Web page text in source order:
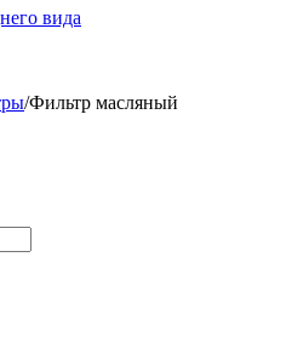
вида
/Фильтр масляный